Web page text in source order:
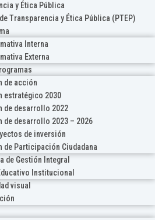
y Ética Pública
Transparencia y Ética Pública (PTEP)
Interna
Externa
de acción
estratégico 2030
de desarrollo 2022
de desarrollo 2023 – 2026
de inversión
de Participación Ciudadana
de Gestión Integral
Institucional
visual